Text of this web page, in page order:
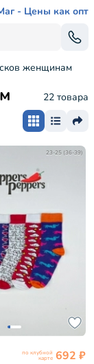
- Цены как опт
женщинам
22 товара
23-25 (36-39)
по клубной
карте 692 ₽